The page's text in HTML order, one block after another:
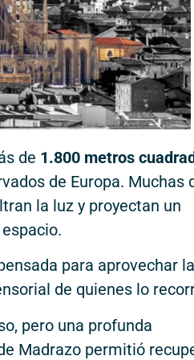
de 1.800 metros
de Europa. Muchas
la luz y proyectan un
para aprovechar la
de quienes lo
pero una profunda
Madrazo permitió